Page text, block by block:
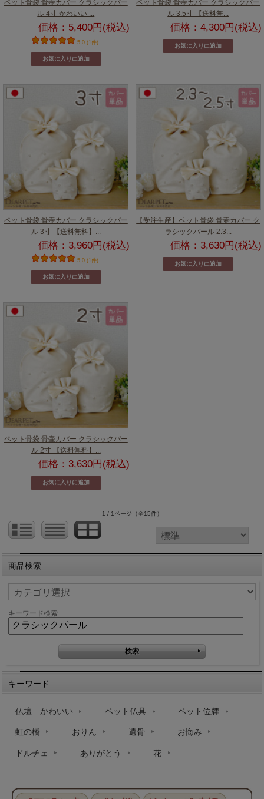
ペット骨袋 骨壷カバー クラシックパー
ル 4寸 かわいい ...
価格：5,400円(税込)
5.0 (1件)
ペット骨袋 骨壷カバー クラシックパー
ル 3.5寸 【送料無...
価格：4,300円(税込)
ペット骨袋 骨壷カバー クラシックパー
ル 3寸 【送料無料】...
価格：3,960円(税込)
5.0 (1件)
【受注生産】ペット骨袋 骨壷カバー ク
ラシックパール 2.3...
価格：3,630円(税込)
ペット骨袋 骨壷カバー クラシックパー
ル 2寸 【送料無料】...
価格：3,630円(税込)
1 / 1ページ （全15件）
商品検索
キーワード検索
キーワード
仏壇 かわいい ペット仏具 ペット位牌
虹の橋 おりん 遺骨 お悔み
ドルチェ ありがとう 花